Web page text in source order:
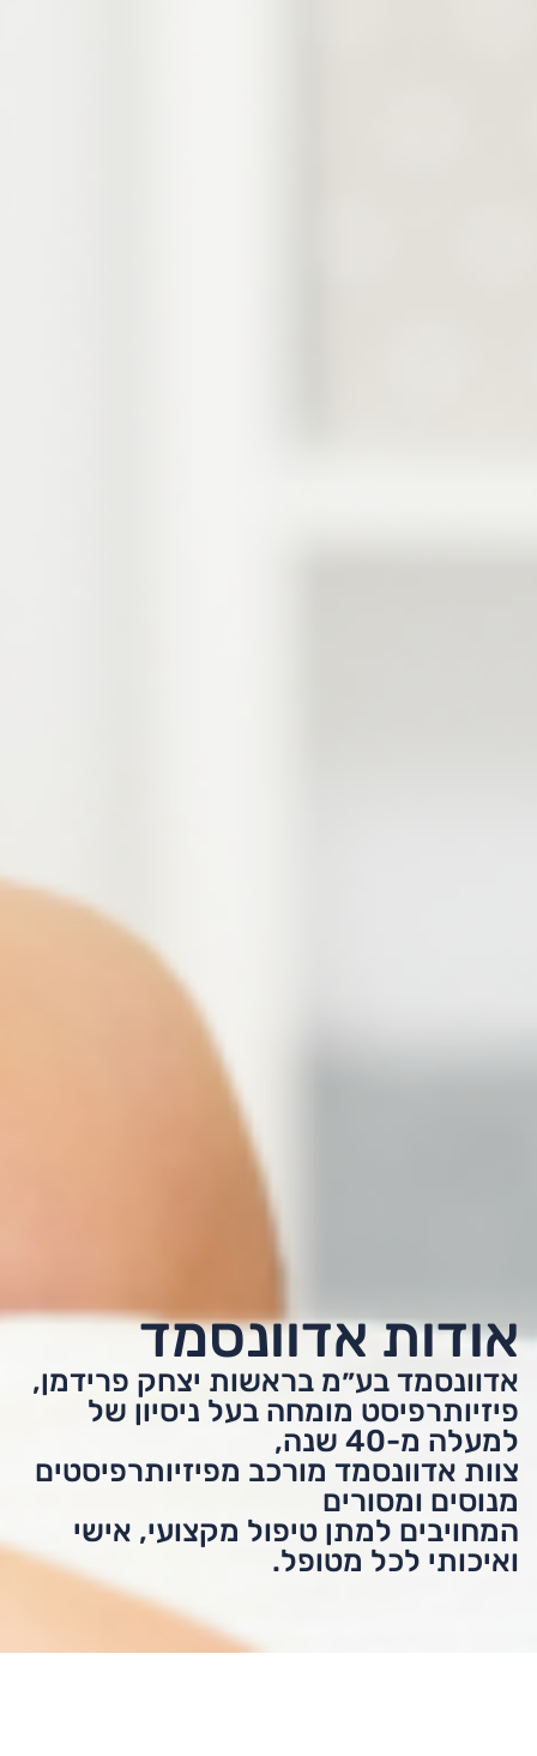
אודות אדוונסמד
אדוונסמד בע״מ בראשות יצחק פרידמן,
פיזיותרפיסט מומחה בעל ניסיון של
למעלה מ-40 שנה,
צוות אדוונסמד מורכב מפיזיותרפיסטים
מנוסים ומסורים
המחויבים למתן טיפול מקצועי, אישי
ואיכותי לכל מטופל.